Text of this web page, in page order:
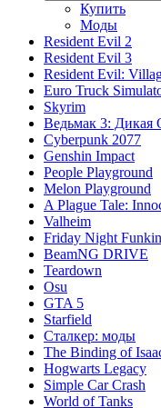
Купить
Моды
Resident Evil 2
Resident Evil 3
Resident Evil:
Euro Truck
Skyrim
Ведьмак 3: Дикая
Cyberpunk 2077
Genshin Impact
People Playground
Melon Playground
A Plague Tale:
Valheim
Friday Night Funkin
BeamNG DRIVE
Teardown
Osu
GTA 5
Starfield
Сталкер: моды
The Binding of
Hogwarts Legacy
Simple Car Crash
World of Tanks